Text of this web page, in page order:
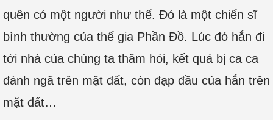
quên có một người như thế. Đó là một chiến sĩ
bình thường của thế gia Phần Đồ. Lúc đó hắn đi
tới nhà của chúng ta thăm hỏi, kết quả bị ca ca
đánh ngã trên mặt đất, còn đạp đầu của hắn trên
mặt đất…